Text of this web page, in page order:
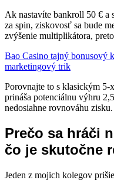
Ak nastavíte bankroll 50 € a
za spin, ziskovosť sa bude
zvýšenie multiplikátora,
Bao Casino tajný bonusový
marketingový trik
Porovnajte to s klasickým
prináša potenciálnu výhru
nedosiahne rovnováhu zisku.
Prečo sa hráči
čo je skutočne
Jeden z mojich kolegov